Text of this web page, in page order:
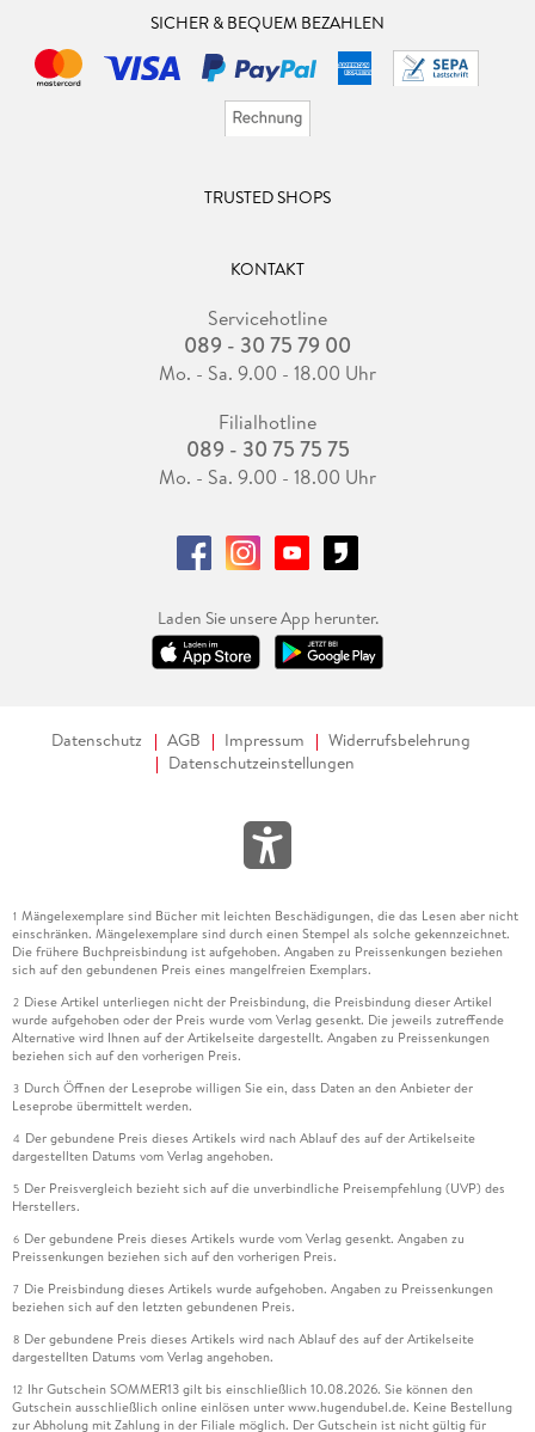
SICHER & BEQUEM BEZAHLEN
TRUSTED SHOPS
KONTAKT
Servicehotline
089 - 30 75 79 00
Mo. - Sa. 9.00 - 18.00 Uhr
Filialhotline
089 - 30 75 75 75
Mo. - Sa. 9.00 - 18.00 Uhr
Laden Sie unsere App herunter.
Datenschutz AGB Impressum
Widerrufsbelehrung
Datenschutzeinstellungen
1 Mängelexemplare sind Bücher mit leichten Beschädigungen, die das Lesen aber nicht
einschränken. Mängelexemplare sind durch einen Stempel als solche gekennzeichnet.
Die frühere Buchpreisbindung ist aufgehoben. Angaben zu Preissenkungen beziehen
sich auf den gebundenen Preis eines mangelfreien Exemplars.
2 Diese Artikel unterliegen nicht der Preisbindung, die Preisbindung dieser Artikel
wurde aufgehoben oder der Preis wurde vom Verlag gesenkt. Die jeweils zutreffende
Alternative wird Ihnen auf der Artikelseite dargestellt. Angaben zu Preissenkungen
beziehen sich auf den vorherigen Preis.
3 Durch Öffnen der Leseprobe willigen Sie ein, dass Daten an den Anbieter der
Leseprobe übermittelt werden.
4 Der gebundene Preis dieses Artikels wird nach Ablauf des auf der Artikelseite
dargestellten Datums vom Verlag angehoben.
5 Der Preisvergleich bezieht sich auf die unverbindliche Preisempfehlung (UVP) des
Herstellers.
6 Der gebundene Preis dieses Artikels wurde vom Verlag gesenkt. Angaben zu
Preissenkungen beziehen sich auf den vorherigen Preis.
7 Die Preisbindung dieses Artikels wurde aufgehoben. Angaben zu Preissenkungen
beziehen sich auf den letzten gebundenen Preis.
8 Der gebundene Preis dieses Artikels wird nach Ablauf des auf der Artikelseite
dargestellten Datums vom Verlag angehoben.
12 Ihr Gutschein SOMMER13 gilt bis einschließlich 10.08.2026. Sie können den
Gutschein ausschließlich online einlösen unter www.hugendubel.de. Keine Bestellung
zur Abholung mit Zahlung in der Filiale möglich. Der Gutschein ist nicht gültig für